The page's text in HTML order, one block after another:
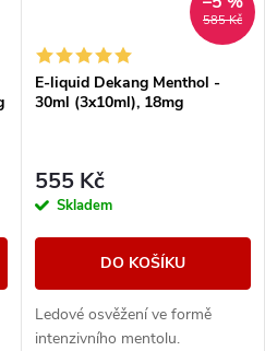
585 Kč
E-liquid Dekang Menthol -
30ml (3x10ml), 18mg
555 Kč
Skladem
DO KOŠÍKU
Ledové osvěžení ve formě
intenzivního mentolu.